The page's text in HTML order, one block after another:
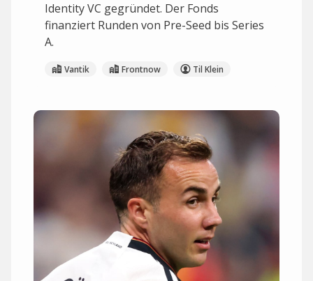
Identity VC gegründet. Der Fonds
finanziert Runden von Pre-Seed bis Series
A.
Vantik Frontnow Til Klein